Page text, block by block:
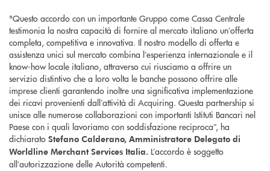
"Questo accordo con un importante Gruppo come Cassa Centrale
testimonia la nostra capacità di fornire al mercato italiano un’offerta
completa, competitiva e innovativa. Il nostro modello di offerta e
assistenza unici sul mercato combina l’esperienza internazionale e il
know-how locale italiano, attraverso cui riusciamo a offrire un
servizio distintivo che a loro volta le banche possono offrire alle
imprese clienti garantendo inoltre una significativa implementazione
dei ricavi provenienti dall’attività di Acquiring. Questa partnership si
unisce alle numerose collaborazioni con importanti Istituti Bancari nel
Paese con i quali lavoriamo con soddisfazione reciproca”, ha
dichiarato Stefano Calderano, Amministratore Delegato di
Worldline Merchant Services Italia. L’accordo è soggetto
all’autorizzazione delle Autorità competenti.